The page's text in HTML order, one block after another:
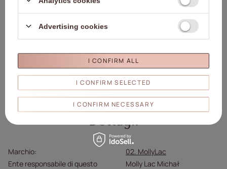
Avvertenze:
Tenere fuori dalla portata dei bambini.
In caso di contatto con gli occhi, sciacquare con acqua e
Conservare a una temperatura inferiore a 25 °C.
Proteggere dall'esposizione diretta alla luce solare.
Dettagli
Marchio
02. MollyLac
Ente responsabile di questo
Molly Lac Michał
Advertising cookies
I CONFIRM SELECTED
I CONFIRM NECESSARY
I CONFIRM ALL